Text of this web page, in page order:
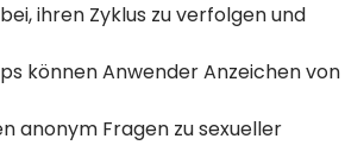
ihren Zyklus zu verfolgen und
können Anwender Anzeichen von
anonym Fragen zu sexueller